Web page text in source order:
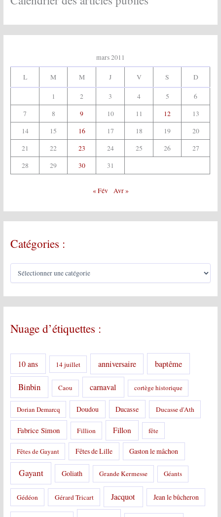
s
mars 2011
L M M J V S D
1 2 3 4 5
6
7
8 9 10 11 12
13
14
15 16 17 18 19
20
21
22 23 24 25 26
27
28
29 30 31
« Fév Avr »
Catégories :
C
é
g
r
s
Nuage d’étiquettes :
10 ans 14 juillet anniversaire baptême
Binbin Caou carnaval cortège historique
Dorian Demarcq Doudou Ducasse Ducasse d'Ath
Fabrice Simon Fillion Fillon fête
Fêtes de Gayant Fêtes de Lille Gaston le mâchon
Gayant Goliath Grande Kermesse Géants
Gédéon Gérard Tricart Jacquot Jean le bûcheron